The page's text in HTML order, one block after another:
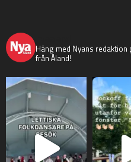
Häng med Nyans
från Åland!